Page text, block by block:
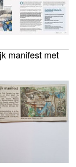
manifest met